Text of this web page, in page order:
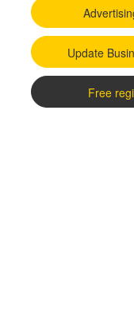
Update
Free